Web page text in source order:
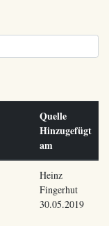
Quelle
Hinzugefügt
am
Heinz
Fingerhut
30.05.2019